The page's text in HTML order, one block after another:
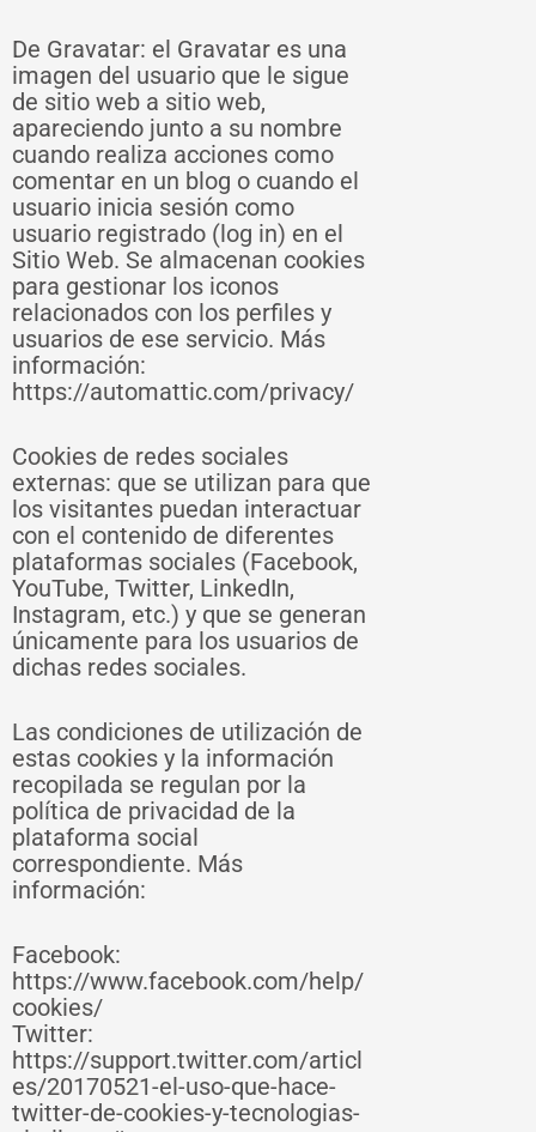
De Gravatar: el Gravatar es una
imagen del usuario que le sigue
de sitio web a sitio web,
apareciendo junto a su nombre
cuando realiza acciones como
comentar en un blog o cuando el
usuario inicia sesión como
usuario registrado (log in) en el
Sitio Web. Se almacenan cookies
para gestionar los iconos
relacionados con los perfiles y
usuarios de ese servicio. Más
información:
https://automattic.com/privacy/
Cookies de redes sociales
externas: que se utilizan para que
los visitantes puedan interactuar
con el contenido de diferentes
plataformas sociales (Facebook,
YouTube, Twitter, LinkedIn,
Instagram, etc.) y que se generan
únicamente para los usuarios de
dichas redes sociales.
Las condiciones de utilización de
estas cookies y la información
recopilada se regulan por la
política de privacidad de la
plataforma social
correspondiente. Más
información:
Facebook:
https://www.facebook.com/help/
cookies/
Twitter:
https://support.twitter.com/articl
es/20170521-el-uso-que-hace-
twitter-de-cookies-y-tecnologias-